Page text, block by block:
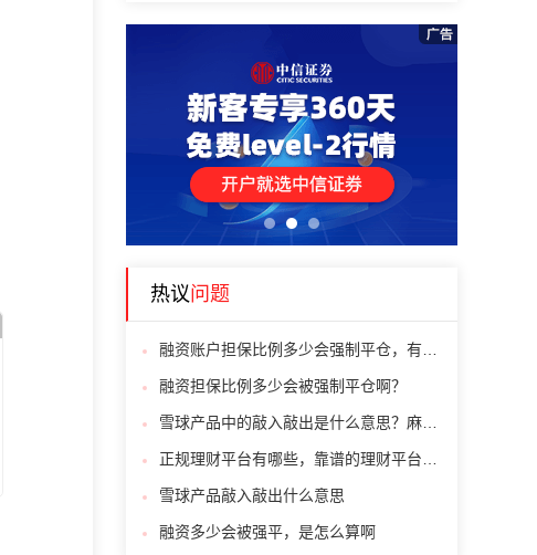
1
热议问题
融资担保比例多少会被强制平仓啊？
雪球产品敲入敲出什么意思
融资多少会被强平，是怎么算啊